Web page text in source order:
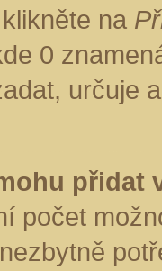
na
0
určuje
přidat
počet